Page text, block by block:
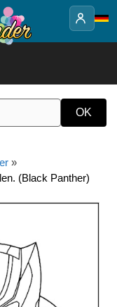
»
(Black Panther)